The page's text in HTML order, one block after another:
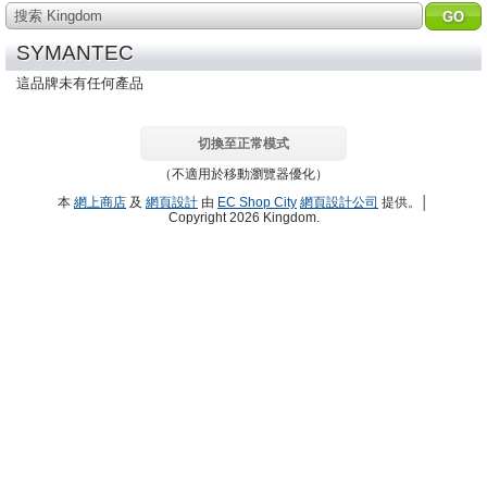
搜索 Kingdom
SYMANTEC
這品牌未有任何產品
切換至正常模式
（不適用於移動瀏覽器優化）
本 網上商店 及 網頁設計 由 EC Shop City 網頁設計公司 提供。│
Copyright 2026 Kingdom.